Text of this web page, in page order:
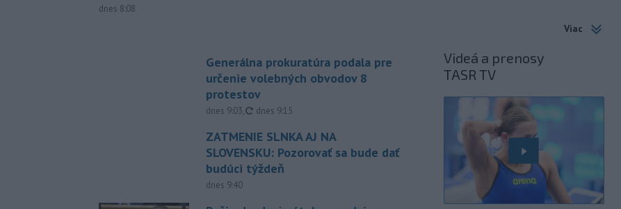
dnes 8:08
Generálna prokuratúra podala pre
určenie volebných obvodov 8
protestov
dnes 9:03, aktualizované
dnes 9:15
ZATMENIE SLNKA AJ NA
SLOVENSKU: Pozorovať sa bude dať
budúci týždeň
dnes 9:40
piatok klesnú. Výstrahy prvého
Informuje o tom Slovenský
hydrometeorologický ústav (SHMÚ) na
pred silným vetrom.
07:10
Japonsko nariadilo evakuáciu
približne 260.000 obyvateľov
juhozápadných častí krajiny v dôsledku
tajfúnu Dolphin, ktorý sa k tomuto
regiónu pomaly približuje. Úrady
zároveň v piatok zrušili viac ako 500
Viac
Videá a prenosy
TASR TV